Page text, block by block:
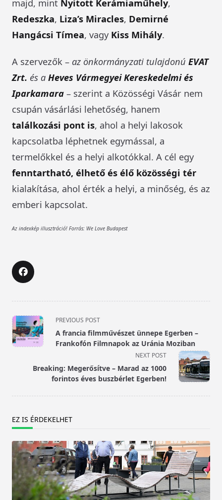
majd, mint Nyitott Kerámiaműhely,
Redeszka, Liza’s Miracles, Demirné
Hangácsi Tímea, vagy Kiss Mihály.
A szervezők – az önkormányzati tulajdonú EVAT
Zrt. és a Heves Vármegyei Kereskedelmi és
Iparkamara – szerint a Közösségi Vásár nem
csupán vásárlási lehetőség, hanem
találkozási pont is, ahol a helyi lakosok
kapcsolatba léphetnek egymással, a
termelőkkel és a helyi alkotókkal. A cél egy
fenntartható, élhető és élő közösségi tér
kialakítása, ahol érték a helyi, a minőség, és az
emberi kapcsolat.
Az indexkép illusztráció! Forrás: We Love Budapest
<span
class="nav-
subtitle
reader-
text">Page</span>
PREVIOUS POST
A francia filmművészet ünnepe Egerben –
Frankofón Filmnapok az Uránia Moziban
NEXT POST
Breaking: Megerősítve – Marad az 1000
forintos éves buszbérlet Egerben!
EZ IS ÉRDEKELHET